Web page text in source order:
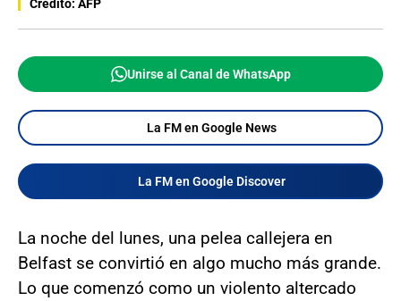
Crédito: AFP
Unirse al Canal de WhatsApp
La FM en Google News
La FM en Google Discover
La noche del lunes, una pelea callejera en
Belfast se convirtió en algo mucho más grande.
Lo que comenzó como un violento altercado